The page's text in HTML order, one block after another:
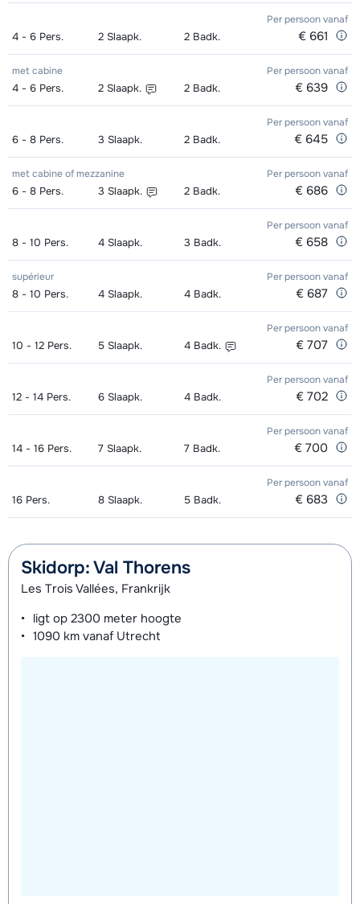
Groepsles snowboard vanaf 8 jaar
's morgens - Beginner (0 weken)
afhankelijk
van week
Groepsles snowboard vanaf 8 jaar
afhankelijk
van week
Groepsles snowboard vanaf 8 jaar
's morgens - Gevorderd (min. 3
weken)
afhankelijk
van week
Groepsles ski Volwassene 's
afhankelijk
Groepsles ski Volwassene 's
afhankelijk
van week
van week
Groepsles ski Kind (5 - 13 jaar) 's
afhankelijk
van week
middags - Gemiddeld (2-4 weken)
van week
Groepsles snowboard vanaf 5 jaar
's middags - Beginner (0 weken)
Per persoonvanaf
4 - 6 Pers. 2 Slaapk. 2 Badk. € 661
met cabine Per persoonvanaf
4 - 6 Pers. 2 Slaapk. 2 Badk. € 639
Per persoonvanaf
6 - 8 Pers. 3 Slaapk. 2 Badk. € 645
met cabine of mezzanine Per persoonvanaf
6 - 8 Pers. 3 Slaapk. 2 Badk. € 686
Per persoonvanaf
8 - 10 Pers. 4 Slaapk. 3 Badk. € 658
supérieur Per persoonvanaf
8 - 10 Pers. 4 Slaapk. 4 Badk. € 687
Per persoonvanaf
10 - 12 Pers. 5 Slaapk. 4 Badk. € 707
Per persoonvanaf
12 - 14 Pers. 6 Slaapk. 4 Badk. € 702
Per persoonvanaf
14 - 16 Pers. 7 Slaapk. 7 Badk. € 700
Per persoonvanaf
16 Pers. 8 Slaapk. 5 Badk. € 683
Skidorp: Val Thorens
Les Trois Vallées, Frankrijk
ligt op 2300 meter hoogte
1090 km vanaf Utrecht